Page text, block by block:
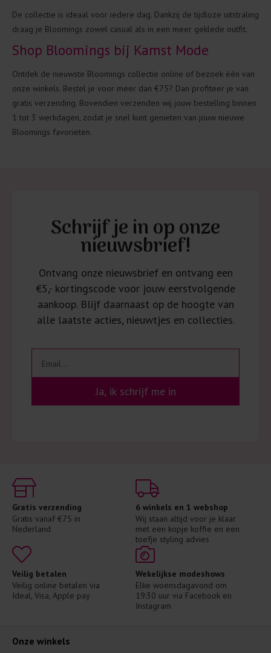
De collectie is ideaal voor iedere dag. Dankzij de tijdloze uitstraling
draag je Bloomings zowel casual als in een meer geklede outfit.
Shop Bloomings bij Kamst Mode
Ontdek de nieuwste Bloomings collectie online of bezoek één van
onze winkels. Bestel je voor meer dan €75? Dan profiteer je van
gratis verzending. Bovendien verzenden wij jouw bestelling binnen
1 tot 3 werkdagen, zodat je snel kunt genieten van jouw nieuwe
Bloomings favorieten.
Schrijf je in op onze
nieuwsbrief!
Ontvang onze nieuwsbrief en ontvang een
€5,- kortingscode voor jouw eerstvolgende
aankoop. Blijf daarnaast op de hoogte van
alle laatste acties, nieuwtjes en collecties.
Ja, ik schrijf me in
Gratis verzending
Gratis vanaf €75 in
Nederland
6 winkels en 1 webshop
Wij staan altijd voor je klaar
met een kopje koffie en een
toefje styling advies
Veilig betalen
Veilig online betalen via
Ideal, Visa, Apple pay
Wekelijkse modeshows
Elke woensdagavond om
19:30 uur via Facebook en
Instagram
Onze winkels